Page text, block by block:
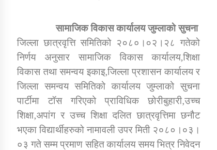
डिभिजन कार्यालय जुम्लाको सुचना सन्देश
कर्णाली प्रविधि शिक्षालय जुम्लाको सुचना
सामाजिक विकास कार्यालय जुम्लाको सुचना
जिल्ला छात्रवृत्ति समितिको २०८०।०२।२८ गतेको
निर्णय अनुसार सामाजिक विकास कार्यालय,शिक्षा
विकास तथा समन्वय इकाइ,जिल्ला प्रशासन कार्यालय र
जिल्ला समन्वय समितिको कार्यालय जुम्लाको सुचना
पार्टीमा टॉस गरिएको प्राविधिक छोरीबुहारी,उच्च
शिक्षा,अपांग र उच्च शिक्षा दलित छात्रवृत्तिमा छनौट
भएका विद्यार्थीहरुको नामावली उपर मिती २०८०।०३।
०३ गते सम्म प्रमाण सहित कार्यालय समय भित्र निवेदन